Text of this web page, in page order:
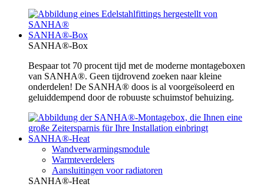
SANHA®-Box
SANHA®-Box
Bespaar tot 70 procent tijd met de moderne montageboxen
van SANHA®. Geen tijdrovend zoeken naar kleine
onderdelen! De SANHA® doos is al voorgeïsoleerd en
geluiddempend door de robuuste schuimstof behuizing.
SANHA®-Heat
Wandverwarmingsmodule
Warmteverdelers
Aansluitingen voor radiatoren
SANHA®-Heat